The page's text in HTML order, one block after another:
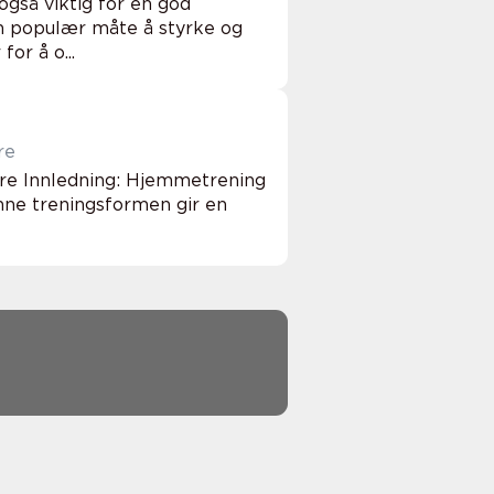
populær måte å styrke og
å o...
Innledning: Hjemmetrening
treningsformen gir en